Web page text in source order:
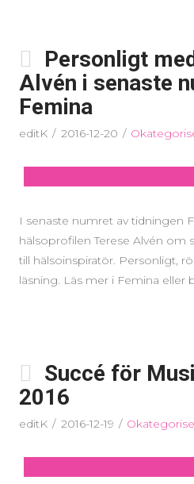
Personligt
Alvén i senaste
Femina
editK 2016-12-20
I senaste numret av tidningen
hälsoprofilen Terese Alvén om
till hälsoinspiratör. Personligt,
läsning. Läs mer i Femina eller
Succé för
2016
editK 2016-12-19